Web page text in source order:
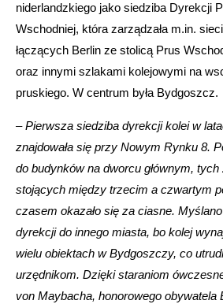
niderlandzkiego jako siedziba Dyrekcji
Wschodniej, która zarządzała m.in.
łączących Berlin ze stolicą Prus
oraz innymi szlakami kolejowymi na
pruskiego. W centrum była Bydgoszcz.
– Pierwsza siedziba dyrekcji kolei w
znajdowała się przy Nowym Rynku 8.
do budynków na dworcu głównym,
stojących między trzecim a czwartym
czasem okazało się za ciasne.
dyrekcji do innego miasta, bo kolej
wielu obiektach w Bydgoszczy, co
urzędnikom. Dzięki staraniom
von Maybacha, honorowego obywatela